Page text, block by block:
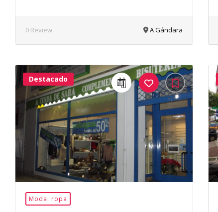
0 Review A Gándara
40Me
Gusta
Destacado
Moda: ropa